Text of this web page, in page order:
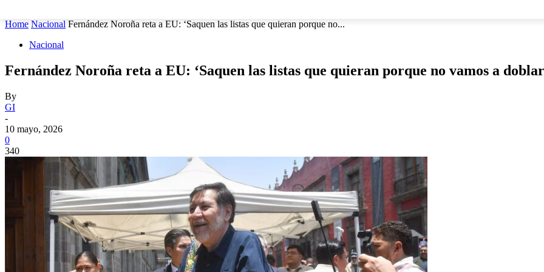
Home Nacional Fernández Noroña reta a EU: ‘Saquen las listas que quieran porque no...
Nacional
Fernández Noroña reta a EU: ‘Saquen las listas que quieran porque no vamos a
By
GI
-
10 mayo, 2026
0
340